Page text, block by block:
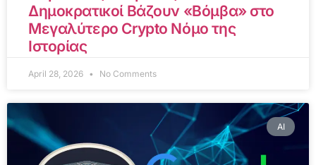
Δημοκρατικοί Βάζουν «Βόμβα» στο
Μεγαλύτερο Crypto Νόμο της
Ιστορίας
April 28, 2026 No Comments
AI